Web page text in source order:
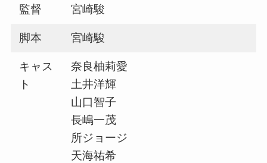
監督 宮崎駿
脚本 宮崎駿
キャス
ト
奈良柚莉愛
土井洋輝
山口智子
長嶋一茂
所ジョージ
天海祐希